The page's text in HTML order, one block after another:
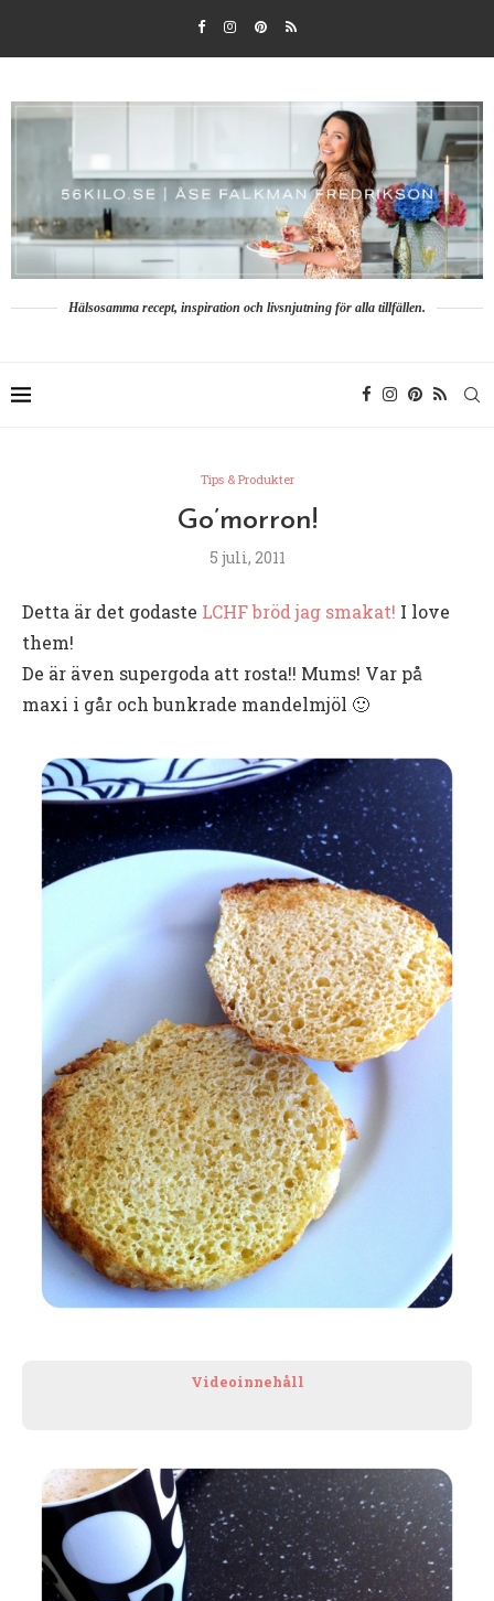
Hälsosamma recept, inspiration och livsnjutning för alla tillfällen.
Tips & Produkter
Go’morron!
5 juli, 2011
Detta är det godaste LCHF bröd jag smakat! I love
them!
De är även supergoda att rosta!! Mums! Var på
maxi i går och bunkrade mandelmjöl 🙂
Videoinnehåll